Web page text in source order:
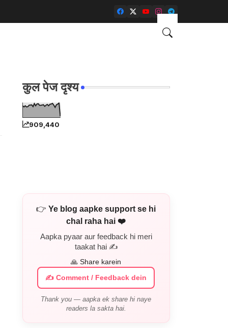
कुल पेज दृश्य
909,440
👉 Ye blog aapke support se hi
chal raha hai ❤️
Aapka pyaar aur feedback hi meri
taakat hai ✍️
🙏 Share karein
✍️ Comment / Feedback dein
Thank you — aapka ek share hi naye
readers la sakta hai.